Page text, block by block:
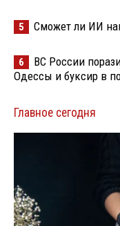
5 Сможет ли ИИ
6
ВС России
Одессы и буксир в
Главное сегодня